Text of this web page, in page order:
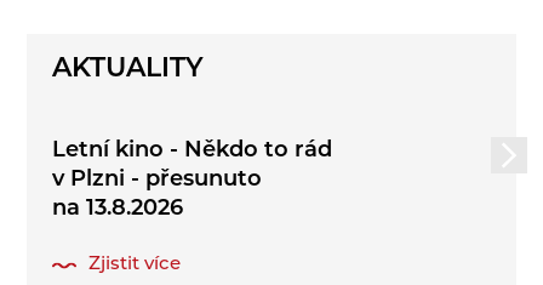
AKTUALITY
Letní kino - Někdo to rád
v Plzni - přesunuto
na 13.8.2026
Zjistit více